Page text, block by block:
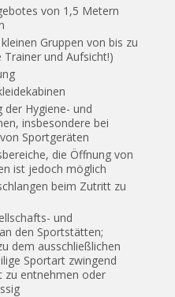
von 1,5 Metern
Gruppen von bis zu
und Aufsicht!)
der Hygiene- und
insbesondere bei
Sportgeräten
die Öffnung von
ist jedoch möglich
beim Zutritt zu
und
den Sportstätten;
dem ausschließlichen
Sportart zwingend
zu entnehmen oder